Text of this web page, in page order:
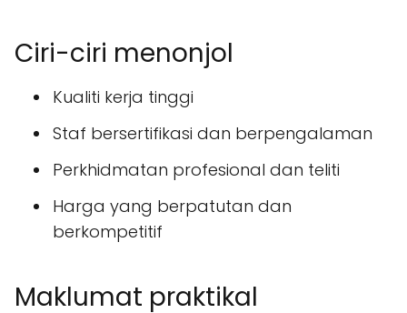
Ciri-ciri menonjol
Kualiti kerja tinggi
Staf bersertifikasi dan berpengalaman
Perkhidmatan profesional dan teliti
Harga yang berpatutan dan
berkompetitif
Maklumat praktikal